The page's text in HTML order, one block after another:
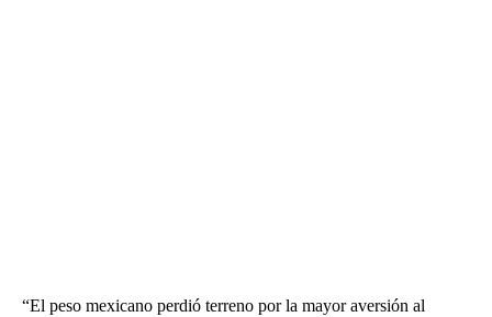
“El peso mexicano perdió terreno por la mayor aversión al